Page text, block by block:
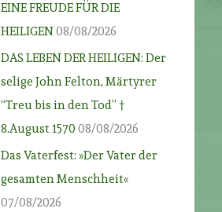
EINE FREUDE FÜR DIE
HEILIGEN08/08/2026
DAS LEBEN DER HEILIGEN: Der
selige John Felton, Märtyrer
“Treu bis in den Tod” †
8.August 1570 08/08/2026
Das Vaterfest: »Der Vater der
gesamten Menschheit«
07/08/2026